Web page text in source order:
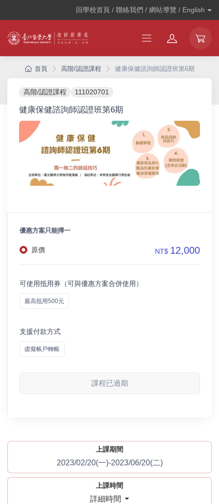
回學校首頁 / 聯絡我們 / 網站導覽 / English
首頁 高階/認證課程 健康保健諮詢師認證班第6期
高階/認證課程 111020701
健康保健諮詢師認證班第6期
優惠方案只能擇一
原價 NT$ 12,000
可使用抵用券（可與優惠方案合併使用）
最高抵用500元
支援付款方式
虛擬帳戶轉帳
課程已過期
上課期間
2023/02/20(一)-2023/06/20(二)
上課時間
詳細時間